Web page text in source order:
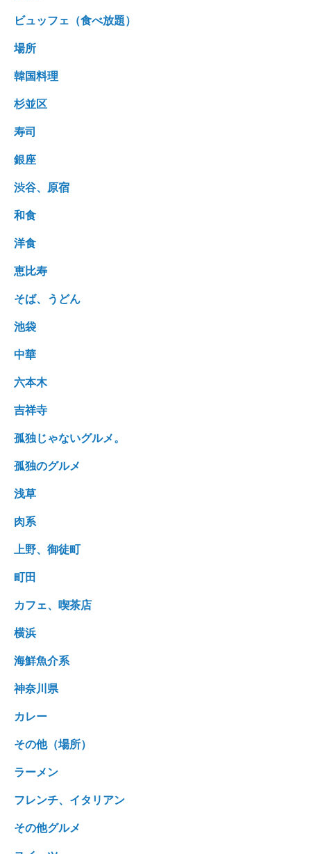
ビュッフェ（食べ放題）
場所
韓国料理
杉並区
寿司
銀座
渋谷、原宿
和食
洋食
恵比寿
そば、うどん
池袋
中華
六本木
吉祥寺
孤独じゃないグルメ。
孤独のグルメ
浅草
肉系
上野、御徒町
町田
カフェ、喫茶店
横浜
海鮮魚介系
神奈川県
カレー
その他（場所）
ラーメン
フレンチ、イタリアン
その他グルメ